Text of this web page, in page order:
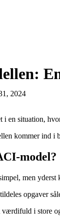
2024
i en situation,
kommer ind i
model?
men
opgaver
i store